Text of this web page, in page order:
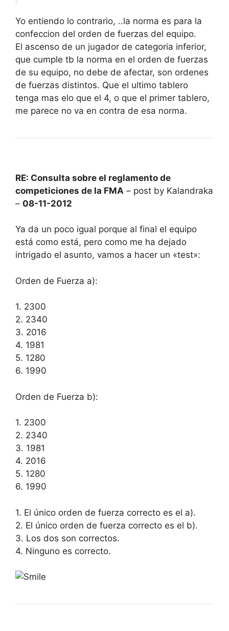
Yo entiendo lo contrario, ..la norma es para la
confeccion del orden de fuerzas del equipo.
El ascenso de un jugador de categoria inferior,
que cumple tb la norma en el orden de fuerzas
de su equipo, no debe de afectar, son ordenes
de fuerzas distintos. Que el ultimo tablero
tenga mas elo que el 4, o que el primer tablero,
me parece no va en contra de esa norma.
RE: Consulta sobre el reglamento de
competiciones de la FMA – post by Kalandraka
– 08-11-2012
Ya da un poco igual porque al final el equipo
está como está, pero como me ha dejado
intrigado el asunto, vamos a hacer un «test»:
Orden de Fuerza a):
1. 2300
2. 2340
3. 2016
4. 1981
5. 1280
6. 1990
Orden de Fuerza b):
1. 2300
2. 2340
3. 1981
4. 2016
5. 1280
6. 1990
1. El único orden de fuerza correcto es el a).
2. El único orden de fuerza correcto es el b).
3. Los dos son correctos.
4. Ninguno es correcto.